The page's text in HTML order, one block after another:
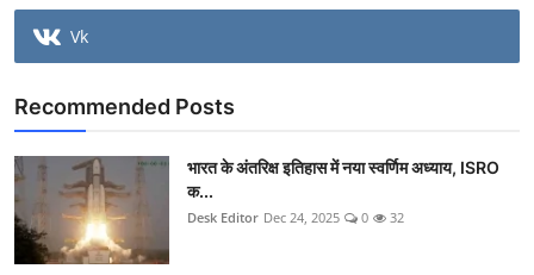
Vk
Recommended Posts
भारत के अंतरिक्ष इतिहास में नया स्वर्णिम अध्याय, ISRO
क...
Desk Editor Dec 24, 2025 0 32